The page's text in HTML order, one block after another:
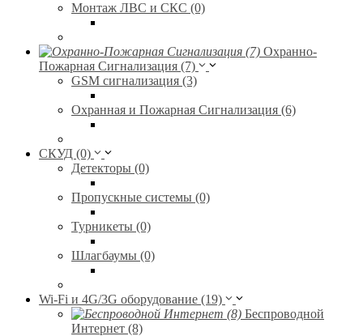
Монтаж ЛВС и СКС (0)
Охранно-
Пожарная Сигнализация (7)
GSM сигнализация (3)
Охранная и Пожарная Сигнализация (6)
СКУД (0)
Детекторы (0)
Пропускные системы (0)
Турникеты (0)
Шлагбаумы (0)
Wi-Fi и 4G/3G оборудование (19)
Беспроводной
Интернет (8)